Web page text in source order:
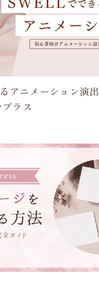
アニメーション演
ラス